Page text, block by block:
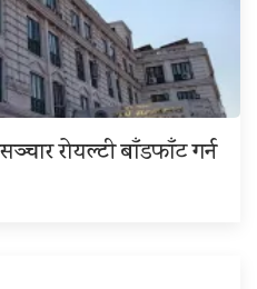
रोयल्टी बाँडफाँट गर्न